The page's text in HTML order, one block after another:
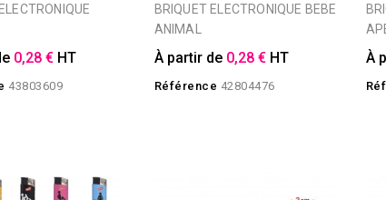
0,28 € HT
43803609
BRIQUET ELECTRONIQUE BEBE
ANIMAL
À partir de 0,28 € HT
Référence 42804476
BRIQUET ELECTRONIQUE
À